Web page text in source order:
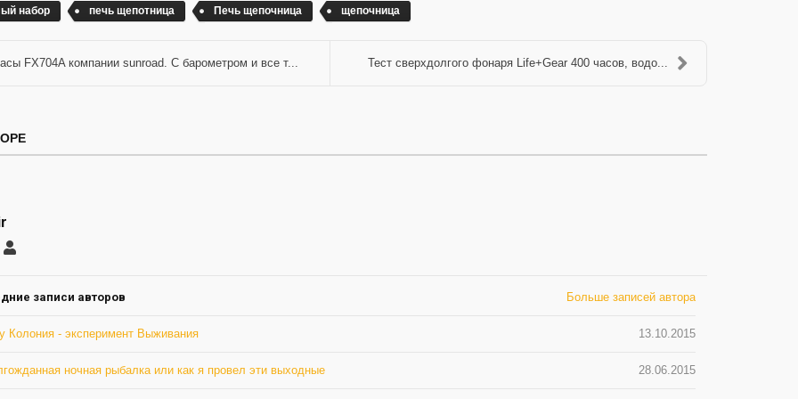
набор печь щепотница Печь щепочница щепочница
FX704A компании sunroad. С барометром и все т... Тест сверхдолгого фонаря Life+Gear 400 часов, водо...
Vladimir
записи авторов Больше записей автора
13.10.2015
Колония - эксперимент Выживания
28.06.2015
ночная рыбалка или как я провел эти выходные